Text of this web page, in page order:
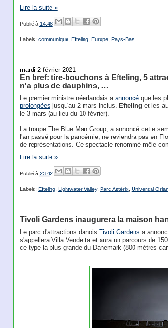
Lire la suite »
Publié à 14:48
Labels: communiqué, Efteling, Europe, Pays-Bas
mardi 2 février 2021
En bref: tire-bouchons à Efteling, 5
n'a plus de dauphins, …
Le premier ministre néerlandais a annoncéque les
prolongées jusqu'au 2 mars inclus. Efteling et les
le 3 mars (au lieu du 10 février).
La troupe The Blue Man Group, a annoncé cette
l'an passé pour la pandémie, ne reviendra pas en
de représentations. Ce spectacle renommé mêle
Lire la suite »
Publié à 23:42
Labels: Efteling, Lightwater Valley, Parc Astérix Universal
Tivoli Gardens inaugurera la maison
Le parc d'attractions danois Tivoli Gardens a
s'appellera Villa Vendetta et aura un parcours de
ce type la plus grande du Danemark (800 mètres